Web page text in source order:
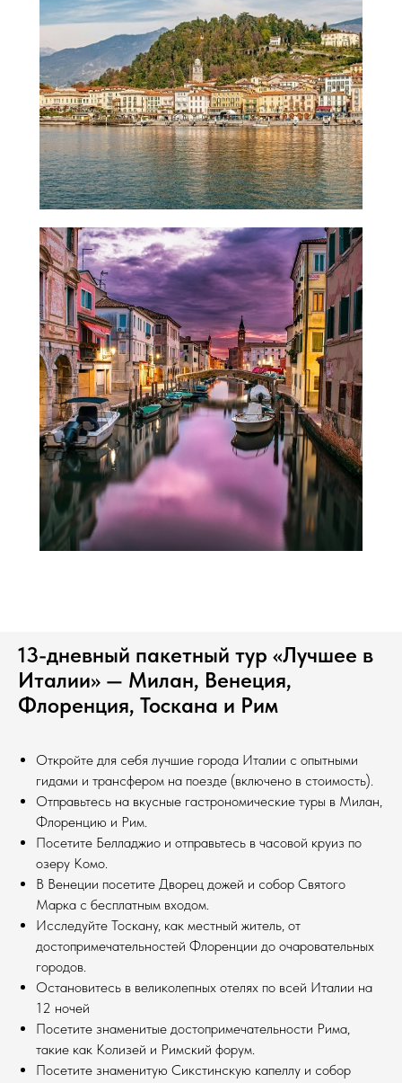
13-дневный пакетный тур «Лучшее в
Италии» — Милан, Венеция,
Флоренция, Тоскана и Рим
Откройте для себя лучшие города Италии с опытными
гидами и трансфером на поезде (включено в стоимость).
Отправьтесь на вкусные гастрономические туры в Милан,
Флоренцию и Рим.
Посетите Белладжио и отправьтесь в часовой круиз по
озеру Комо.
В Венеции посетите Дворец дожей и собор Святого
Марка с бесплатным входом.
Исследуйте Тоскану, как местный житель, от
достопримечательностей Флоренции до очаровательных
городов.
Остановитесь в великолепных отелях по всей Италии на
12 ночей
Посетите знаменитые достопримечательности Рима,
такие как Колизей и Римский форум.
Посетите знаменитую Сикстинскую капеллу и собор